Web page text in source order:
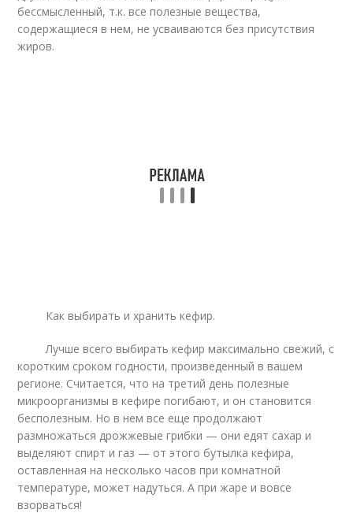
бессмысленный, т.к. все полезные вещества,
содержащиеся в нем, не усваиваются без присутствия
жиров.
Как выбирать и хранить кефир.
Лучше всего выбирать кефир максимально свежий, с
коротким сроком годности, произведенный в вашем
регионе. Считается, что на третий день полезные
микроорганизмы в кефире погибают, и он становится
бесполезным. Но в нем все еще продолжают
размножаться дрожжевые грибки — они едят сахар и
выделяют спирт и газ — от этого бутылка кефира,
оставленная на несколько часов при комнатной
температуре, может надуться. А при жаре и вовсе
взорваться!